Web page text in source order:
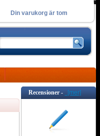
Din varukorg är tom
Recensioner - [mer]